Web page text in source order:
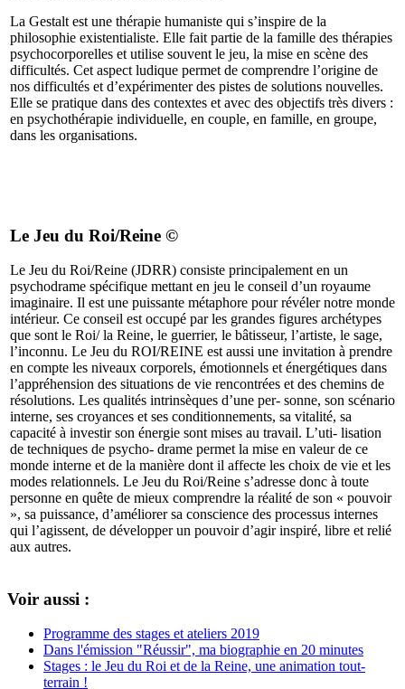
La Gestalt est une thérapie humaniste qui s’inspire de la
philosophie existentialiste. Elle fait partie de la famille des thérapies
psychocorporelles et utilise souvent le jeu, la mise en scène des
difficultés. Cet aspect ludique permet de comprendre l’origine de
nos difficultés et d’expérimenter des pistes de solutions nouvelles.
Elle se pratique dans des contextes et avec des objectifs très divers :
en psychothérapie individuelle, en couple, en famille, en groupe,
dans les organisations.
Le Jeu du Roi/Reine ©
Le Jeu du Roi/Reine (JDRR) consiste principalement en un
psychodrame spécifique mettant en jeu le conseil d’un royaume
imaginaire. Il est une puissante métaphore pour révéler notre monde
intérieur. Ce conseil est occupé par les grandes figures archétypes
que sont le Roi/ la Reine, le guerrier, le bâtisseur, l’artiste, le sage,
l’inconnu. Le Jeu du ROI/REINE est aussi une invitation à prendre
en compte les niveaux corporels, émotionnels et énergétiques dans
l’appréhension des situations de vie rencontrées et des chemins de
résolutions. Les qualités intrinsèques d’une per- sonne, son scénario
interne, ses croyances et ses conditionnements, sa vitalité, sa
capacité à investir son énergie sont mises au travail. L’uti- lisation
de techniques de psycho- drame permet la mise en valeur de ce
monde interne et de la manière dont il affecte les choix de vie et les
modes relationnels. Le Jeu du Roi/Reine s’adresse donc à toute
personne en quête de mieux comprendre la réalité de son « pouvoir
», sa puissance, d’améliorer sa conscience des processus internes
qui l’agissent, de développer un pouvoir d’agir inspiré, libre et relié
aux autres.
Voir aussi :
Programme des stages et ateliers 2019
Dans l'émission "Réussir", ma biographie en 20 minutes
Stages : le Jeu du Roi et de la Reine, une animation tout-
terrain !